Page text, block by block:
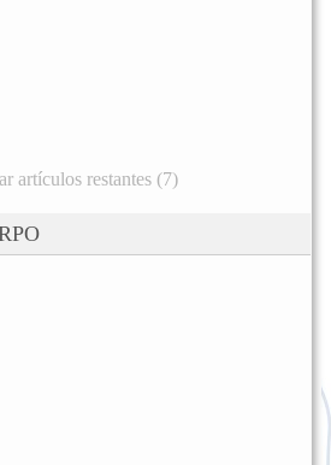
artículos restantes (7)